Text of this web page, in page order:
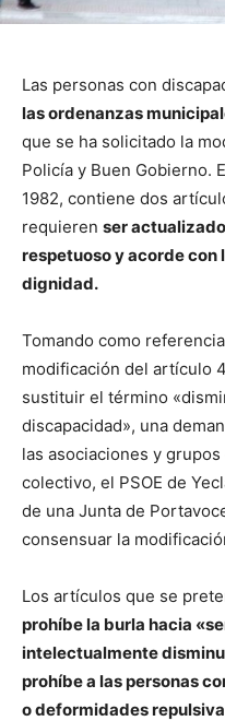
Las personas con
las ordenanzas
que se ha solicitado la
Policía y Buen Gobierno.
1982, contiene dos
requieren ser
respetuoso y acorde con
dignidad.
Tomando como
modificación del artículo
sustituir el término
discapacidad», una
las asociaciones y
colectivo, el PSOE de
de una Junta de
consensuar la
Los artículos que se
prohíbe la burla hacia
intelectualmente
prohíbe a las personas
o deformidades